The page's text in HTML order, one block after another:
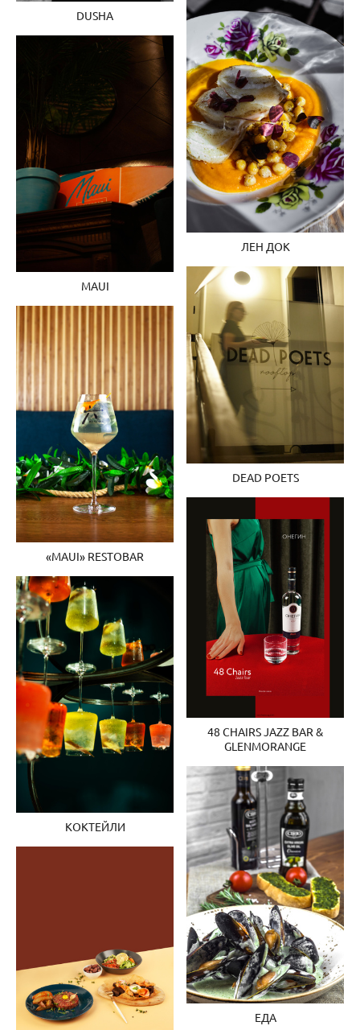
DUSHA
ЛЕН ДОК
MAUI
DEAD POETS
«MAUI» RESTOBAR
48 CHAIRS JAZZ BAR &
GLENMORANGE
КОКТЕЙЛИ
ЕДА